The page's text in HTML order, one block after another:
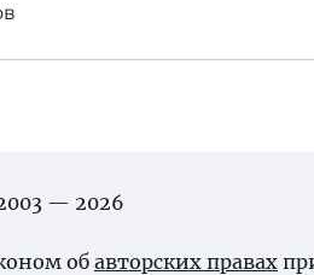
— 2026
об авторских правах